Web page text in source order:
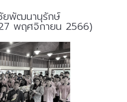
ยพัฒนานุรักษ์
พฤศจิกายน 2566)